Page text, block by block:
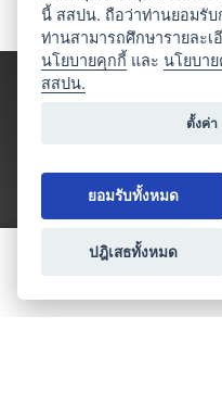
ประเภทธุรกิจไมซ์
นี้ สสปน. ถือว่าท่านยอมรับ
ท่านสามารถศึกษารายละเ
นโยบายคุกกี้ และนโยบา
สสปน.
ตั้งค่า
ยอมรับทั้งหมด
ปฎิเสธทั้งหมด